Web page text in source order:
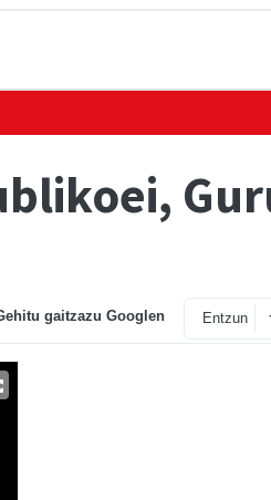
gaitzazu Googlen Entzun